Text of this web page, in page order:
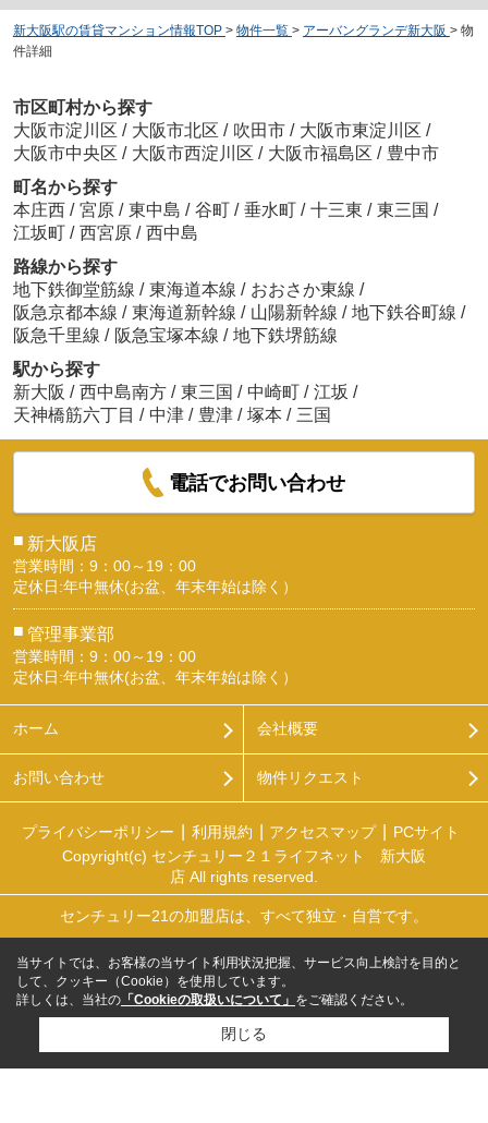
新大阪駅の賃貸マンション情報TOP > 物件一覧 > アーバングランデ新大阪 > 物
件詳細
市区町村から探す
大阪市淀川区 / 大阪市北区 / 吹田市 / 大阪市東淀川区 /
大阪市中央区 / 大阪市西淀川区 / 大阪市福島区 / 豊中市
町名から探す
本庄西 / 宮原 / 東中島 / 谷町 / 垂水町 / 十三東 / 東三国 /
江坂町 / 西宮原 / 西中島
路線から探す
地下鉄御堂筋線 / 東海道本線 / おおさか東線 /
阪急京都本線 / 東海道新幹線 / 山陽新幹線 / 地下鉄谷町線 /
阪急千里線 / 阪急宝塚本線 / 地下鉄堺筋線
駅から探す
新大阪 / 西中島南方 / 東三国 / 中崎町 / 江坂 /
天神橋筋六丁目 / 中津 / 豊津 / 塚本 / 三国
電話でお問い合わせ
■ 新大阪店
営業時間：9：00～19：00
定休日:年中無休(お盆、年末年始は除く）
■ 管理事業部
営業時間：9：00～19：00
定休日:年中無休(お盆、年末年始は除く）
ホーム 会社概要
お問い合わせ 物件リクエスト
プライバシーポリシー 利用規約 アクセスマップ
PCサイト
Copyright(c) センチュリー２１ライフネット 新大阪
店 All rights reserved.
センチュリー21の加盟店は、すべて独立・自営です。
当サイトでは、お客様の当サイト利用状況把握、サービス向上検討を目的と
して、クッキー（Cookie）を使用しています。
詳しくは、当社の 「Cookieの取扱いについて」 をご確認ください。
閉じる